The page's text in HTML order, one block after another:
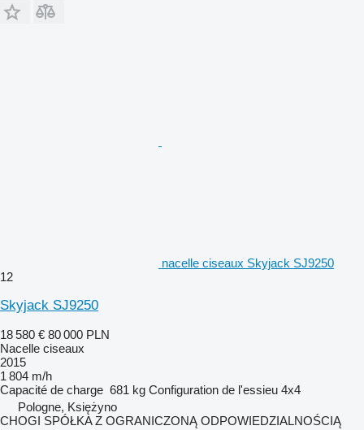
nacelle ciseaux Skyjack SJ9250
12
Skyjack SJ9250
18 580 € 80 000 PLN
Nacelle ciseaux
2015
1 804 m/h
Capacité de charge 681 kg Configuration de l'essieu 4x4
Pologne, Księżyno
CHOGI SPÓŁKA Z OGRANICZONĄ ODPOWIEDZIALNOŚCIĄ